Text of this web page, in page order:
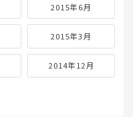
2015年6月
2015年3月
2014年12月